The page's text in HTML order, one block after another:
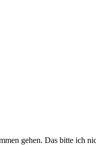
gehen. Das bitte ich